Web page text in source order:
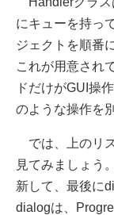
にキューを持っ
ジェクトを順番
これが用意され
ドだけがGUI操
のような操作を
では、上のリ
見てみましょう
新して、最後に
dialogは、